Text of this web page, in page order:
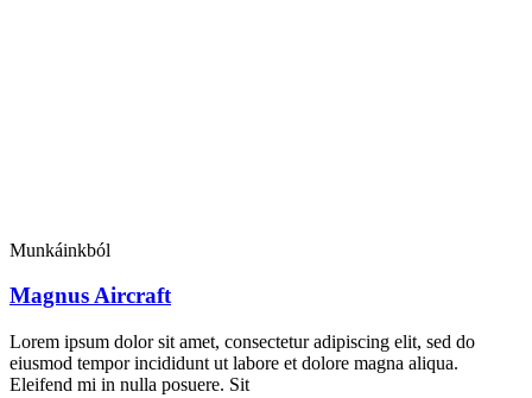
Munkáinkból
Magnus Aircraft
Lorem ipsum dolor sit amet, consectetur adipiscing elit, sed do
eiusmod tempor incididunt ut labore et dolore magna aliqua.
Eleifend mi in nulla posuere. Sit